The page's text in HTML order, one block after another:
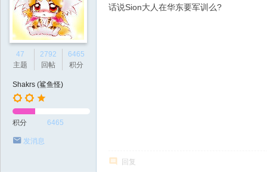
47
主题
2792
回帖
6465
积分
Shakrs (鲨鱼怪)
积分 6465
发消息
话说Sion大人在华东要军训么?
回复